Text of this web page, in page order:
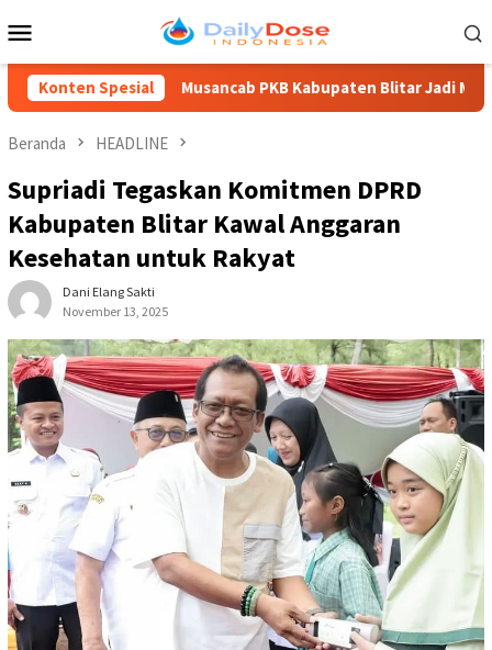
ke
Mobile
Konten Spesial
Musancab PKB Kabupaten Blitar Jadi Momentum
Beranda HEADLINE
Supriadi Tegaskan Komitmen DPRD
Kabupaten Blitar Kawal Anggaran
Kesehatan untuk Rakyat
Dani Elang Sakti
November 13, 2025